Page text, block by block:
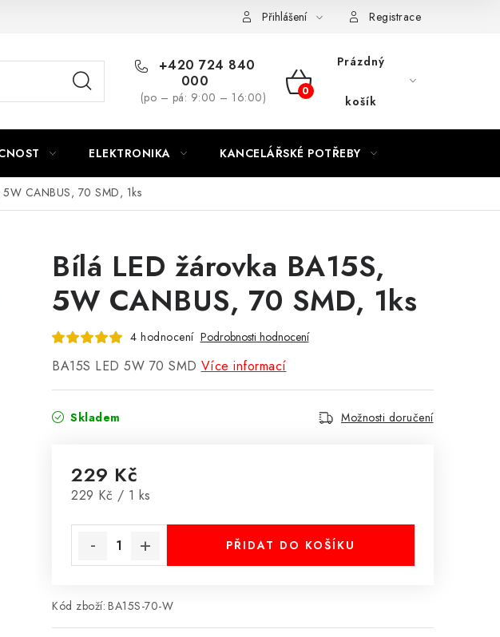
Podmínky ochrany osobních údajů Moje objednávka
Přihlášení Registrace
+420 724 840
000
(po – pá: 9:00 – 16:00)
NÁKUPNÍ
Prázdný
košík
ELEKTRONIKA KANCELÁŘSKÉ POTŘEBY
CANBUS, 70 SMD, 1ks
Bílá LED žárovka BA15S,
5W CANBUS, 70 SMD, 1ks
4 hodnocení Podrobnosti hodnocení
BA15S LED 5W 70 SMD Více informací
Skladem Možnosti doručení
229 Kč
Měrná cena:
229 Kč / 1 ks
PŘIDAT DO KOŠÍKU
Kód zboží: BA15S-70-W